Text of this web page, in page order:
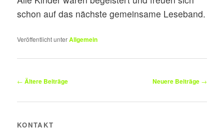
schon auf das nächste gemeinsame Leseband.
Veröffentlicht unterAllgemein
Beitragsnavigation
← Ältere Beiträge Neuere Beiträge →
KONTAKT